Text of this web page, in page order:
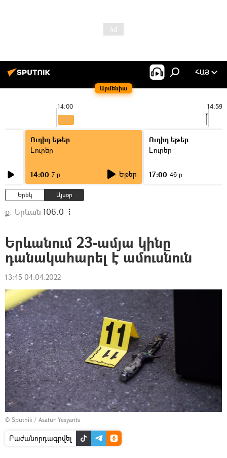
Արմենիա
ՀԱՅ
14:00 14:59
Ուղիղ եթեր
Լուրեր
14:00 7 ր Եթեր
Ուղիղ եթեր
Լուրեր
17:00 46 ր
Երեկ Այսօր
ք. Երևան 106.0
Երևանում 23-ամյա կինը
դանակահարել է ամուսնուն
13:45 04.04.2022
© Sputnik / Asatur Yesyants
Բաժանորդագրվել